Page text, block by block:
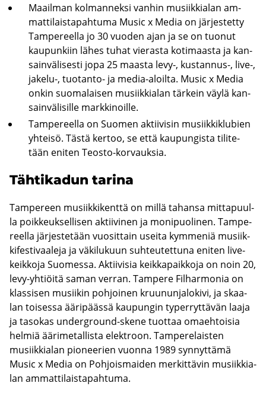
Maa­il­man kol­man­nek­si van­hin musiik­kia­lan am­
mat­ti­lais­ta­pah­tu­ma Music x Media on jär­jes­tet­ty
Tam­pe­reel­la jo 30 vuo­den ajan ja se on tuo­nut
kau­pun­kiin lähes tuhat vie­ras­ta ko­ti­maas­ta ja kan­
sain­vä­li­ses­ti jopa 25 maas­ta levy-, kustannus-​, live-,
jakelu-​, tuotanto-​ ja media-​aloilta. Music x Media
onkin suo­ma­lai­sen musiik­kia­lan tär­kein väylä kan­
sain­vä­li­sil­le mark­ki­noil­le.
Tam­pe­reel­la on Suo­men ak­tii­vi­sin musiik­kiklu­bien
yh­tei­sö. Tästä ker­too, se että kau­pun­gis­ta ti­li­te­
tään eni­ten Teosto-​korvauksia.
Täh­ti­ka­dun ta­ri­na
Tam­pe­reen musiik­ki­kent­tä on millä ta­han­sa mit­ta­puul­
la poik­keuk­sel­li­sen ak­tii­vi­nen ja mo­ni­puo­li­nen. Tam­pe­
reel­la jär­jes­te­tään vuo­sit­tain usei­ta kym­me­niä musiik­
ki­fes­ti­vaa­le­ja ja vä­ki­lu­kuun suh­teu­tet­tu­na eni­ten li­ve­
keik­ko­ja Suo­mes­sa. Ak­tii­vi­sia keik­ka­paik­ko­ja on noin 20,
levy-​yhtiöitä saman ver­ran. Tam­pe­re Fil­har­mo­nia on
klas­si­sen musii­kin poh­joi­nen kruu­nun­ja­lo­ki­vi, ja skaa­
lan toi­ses­sa ää­ri­pääs­sä kau­pun­gin ty­per­ryt­tä­vän laaja
ja ta­so­kas underground-​skene tuot­taa omaeh­toi­sia
hel­miä ää­ri­me­tal­lis­ta elekt­roon. Tam­pe­re­lais­ten
musiik­kia­lan pio­nee­rien vuon­na 1989 syn­nyt­tä­mä
Music x Media on Poh­jois­mai­den mer­kit­tä­vin musiik­kia­
lan am­mat­ti­lais­ta­pah­tu­ma.